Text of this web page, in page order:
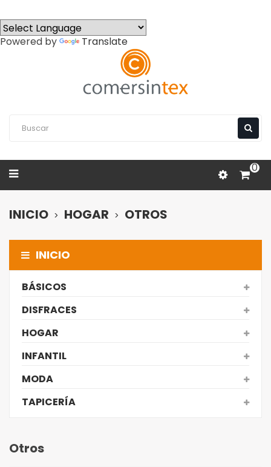
Powered by Translate
0
INICIO HOGAR OTROS
INICIO
BÁSICOS
DISFRACES
HOGAR
INFANTIL
MODA
TAPICERÍA
Otros